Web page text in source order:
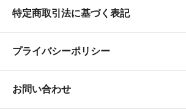
特定商取引法に基づく表記
プライバシーポリシー
お問い合わせ